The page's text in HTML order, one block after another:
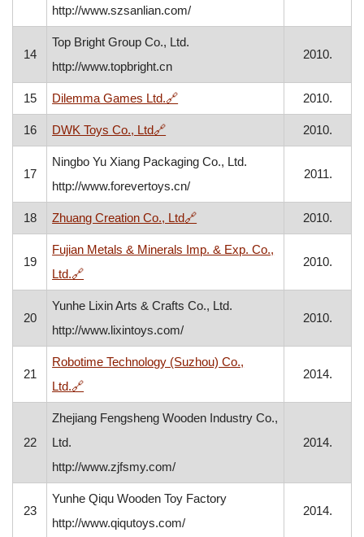
http://www.szsanlian.com/
14
Top Bright Group Co., Ltd.
http://www.topbright.cn
2010.
15 Dilemma Games Ltd.🔗, otvara se u novom prozoru
2010.
16 DWK Toys Co., Ltd🔗, otvara se u novom prozoru2010.
17
Ningbo Yu Xiang Packaging Co., Ltd.
http://www.forevertoys.cn/
2011.
18 Zhuang Creation Co., Ltd🔗, otvara se u novom prozoru
2010.
19
Fujian Metals & Minerals Imp. & Exp. Co.,
Ltd.🔗, otvara se u novom prozoru
2010.
20
Yunhe Lixin Arts & Crafts Co., Ltd.
http://www.lixintoys.com/
2010.
21
Robotime Technology (Suzhou) Co.,
Ltd.🔗, otvara se u novom prozoru
2014.
22
Zhejiang Fengsheng Wooden Industry Co.,
Ltd.
http://www.zjfsmy.com/
2014.
23
Yunhe Qiqu Wooden Toy Factory
http://www.qiqutoys.com/
2014.